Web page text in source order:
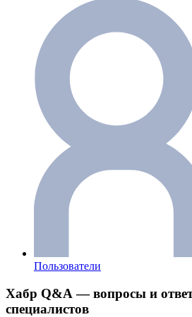
Пользователи
Хабр Q&A — вопросы и
специалистов